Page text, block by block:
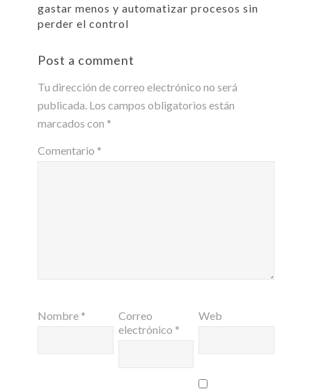
gastar menos y automatizar procesos sin
perder el control
Post a comment
Tu dirección de correo electrónico no será
publicada. Los campos obligatorios están
marcados con *
Comentario *
Nombre *
Correo
electrónico *
Web